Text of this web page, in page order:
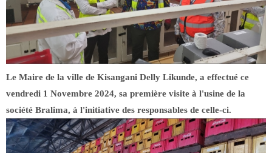
Le Maire de la ville de Kisangani Delly Likunde, a effectué ce
vendredi 1 Novembre 2024, sa première visite à l'usine de la
société Bralima, à l'initiative des responsables de celle-ci.